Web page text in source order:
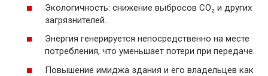
Экологичность: снижение выбросов СО₂ и других
загрязнителей.
Энергия генерируется непосредственно на месте
потребления, что уменьшает потери при передаче.
Повышение имиджа здания и его владельцев как